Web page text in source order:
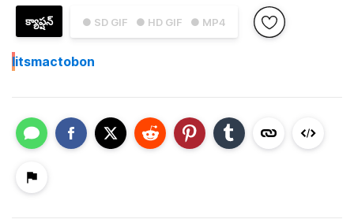
● SD GIF ● HD GIF ● MP4
క్యాప్షన్
Iitsmactobon